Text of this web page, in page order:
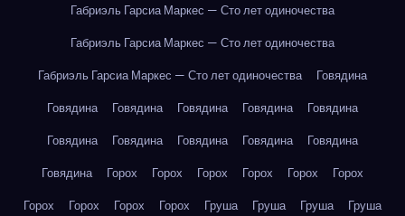
Габриэль Гарсиа Маркес — Сто лет одиночества
Габриэль Гарсиа Маркес — Сто лет одиночества
Габриэль Гарсиа Маркес — Сто лет одиночества
Говядина
Говядина
Говядина Говядина Говядина
Говядина
Говядина
Говядина Говядина Говядина
Говядина
Говядина
Горох Горох Горох Горох Горох
Горох
Горох
Горох Горох Горох Груша Груша Груша
Груша